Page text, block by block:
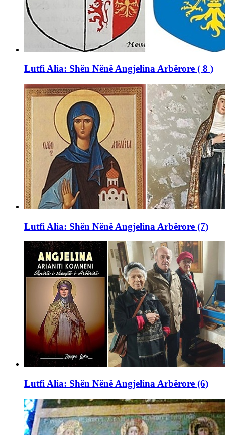
Lutfi Alia: Shën Nënë Angjelina Arbërore ( 8 )
Lutfi Alia: Shën Nënë Angjelina Arbërore (7)
Lutfi Alia: Shën Nënë Angjelina Arbërore (6)